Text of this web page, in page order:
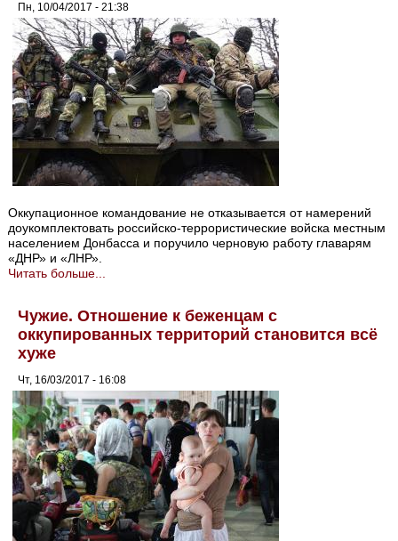
Пн, 10/04/2017 - 21:38
Оккупационное командование не отказывается от намерений
доукомплектовать российско-террористические войска местным
населением Донбасса и поручило черновую работу главарям
«ДНР» и «ЛНР».
Читать больше...
Чужие. Отношение к беженцам с
оккупированных территорий становится всё
хуже
Чт, 16/03/2017 - 16:08